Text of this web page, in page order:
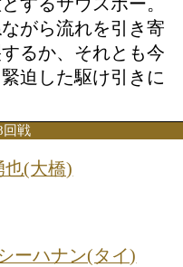
ーハンドを振
しかし、ただ
ィワークと多
出しも持って
今川は、スピー
得意とするサウ
重ねながら流れ
炸裂するか、そ